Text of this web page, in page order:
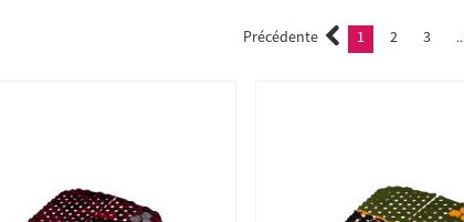
Précédente 1 (current)
2 3 ...